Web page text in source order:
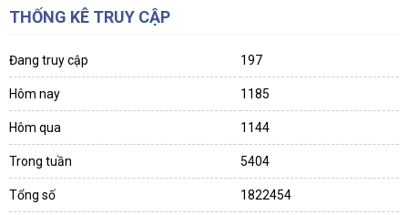
THỐNG KÊ TRUY CẬP
Đang truy cập 197
Hôm nay 1185
Hôm qua 1144
Trong tuần 5404
Tổng số 1822454